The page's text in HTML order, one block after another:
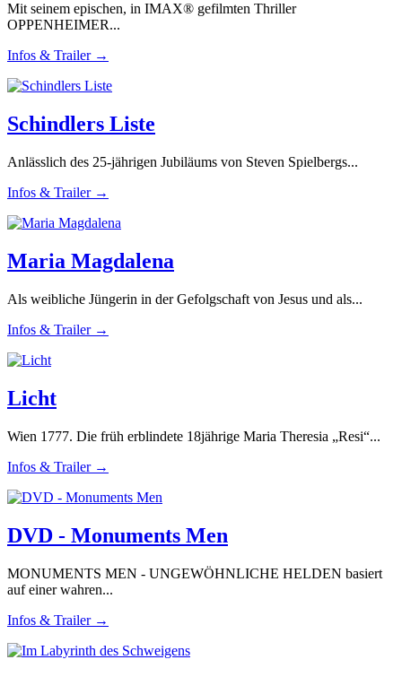
Mit seinem epischen, in IMAX® gefilmten Thriller
OPPENHEIMER...
Infos & Trailer →
Schindlers Liste
Anlässlich des 25-jährigen Jubiläums von Steven Spielbergs...
Infos & Trailer →
Maria Magdalena
Als weibliche Jüngerin in der Gefolgschaft von Jesus und als...
Infos & Trailer →
Licht
Wien 1777. Die früh erblindete 18jährige Maria Theresia „Resi“...
Infos & Trailer →
DVD - Monuments Men
MONUMENTS MEN - UNGEWÖHNLICHE HELDEN basiert
auf einer wahren...
Infos & Trailer →